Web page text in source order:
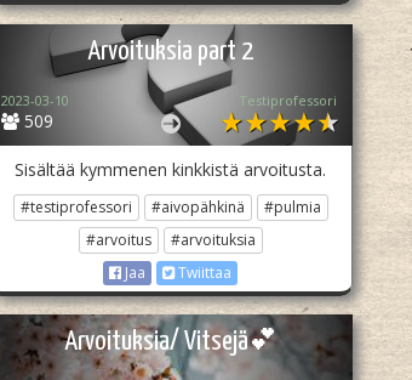
Arvoituksia part 2
509
2023-03-10 Testiprofessori
Sisältää kymmenen kinkkistä arvoitusta.
#testiprofessori #aivopähkinä
#pulmia
#arvoitus
#arvoituksia
Jaa
Twiittaa
Arvoituksia/ Vitsejä💕